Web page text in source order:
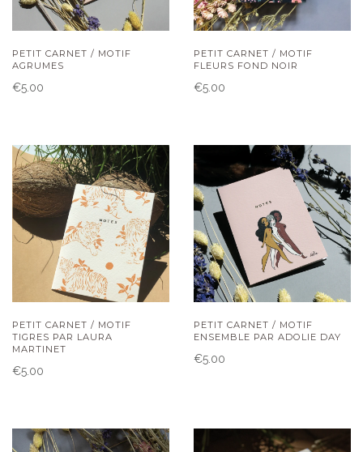
PETIT CARNET / MOTIF
AGRUMES
€5.00
PETIT CARNET / MOTIF
FLEURS FOND NOIR
€5.00
PETIT CARNET / MOTIF
TIGRES PAR LAURA
MARTINET
€5.00
PETIT CARNET / MOTIF
ENSEMBLE PAR ADOLIE DAY
€5.00